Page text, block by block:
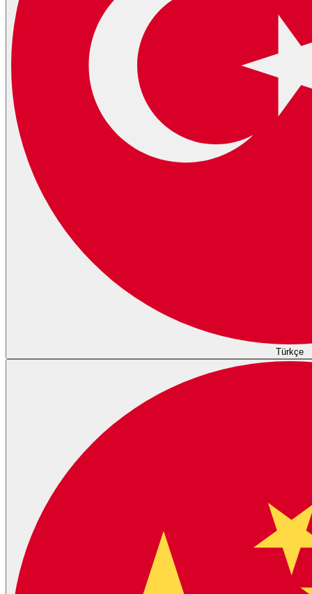
Türkçe